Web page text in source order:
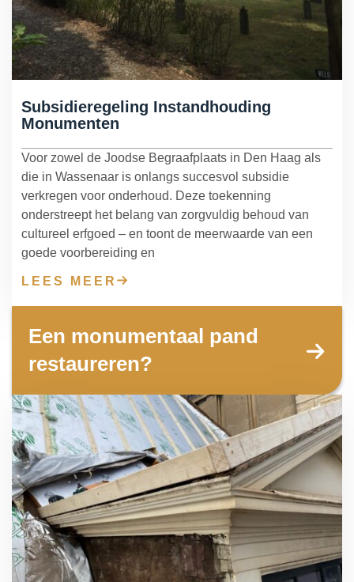
Subsidieregeling Instandhouding
Monumenten
Voor zowel de Joodse Begraafplaats in Den Haag als
die in Wassenaar is onlangs succesvol subsidie
verkregen voor onderhoud. Deze toekenning
onderstreept het belang van zorgvuldig behoud van
cultureel erfgoed – en toont de meerwaarde van een
goede voorbereiding en
LEES MEER
Een monumentaal pand
restaureren?